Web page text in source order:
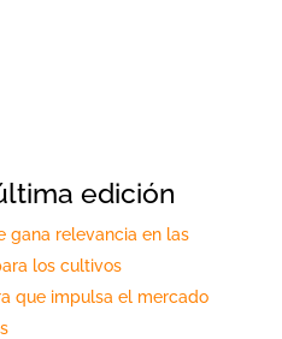
edición
gana relevancia en las
los cultivos
que impulsa el mercado